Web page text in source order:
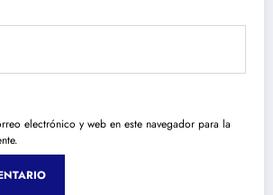
electrónico y web en este navegador para la